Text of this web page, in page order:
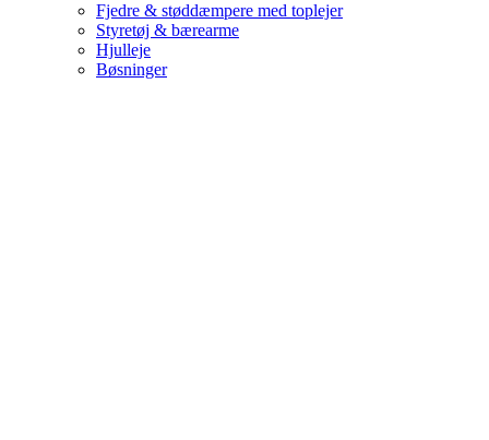
Fjedre & støddæmpere med toplejer
Styretøj & bærearme
Hjulleje
Bøsninger